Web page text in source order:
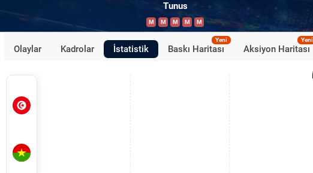
Tunus
M M M M M
Olaylar Kadrolar İstatistik Baskı Haritası
Yeni
Aksiyon Haritası
Yeni